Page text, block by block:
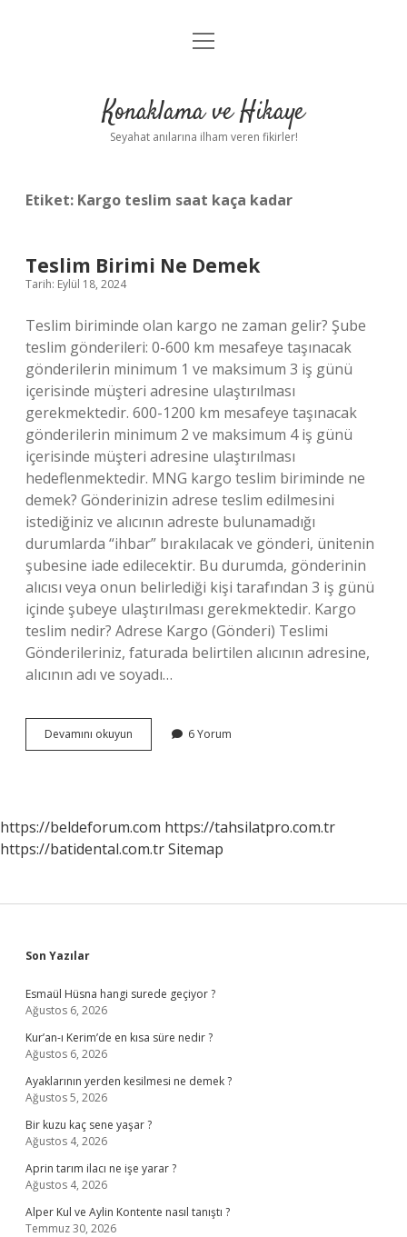
Anasayfa
Yasal Uyarı
menüyü
Konaklama ve Hikaye
Seyahat anılarına ilham veren fikirler!
Etiket: Kargo teslim saat kaça kadar
Teslim Birimi Ne Demek
Tarih: Eylül 18, 2024
Teslim biriminde olan kargo ne zaman gelir? Şube
teslim gönderileri: 0-600 km mesafeye taşınacak
gönderilerin minimum 1 ve maksimum 3 iş günü
içerisinde müşteri adresine ulaştırılması
gerekmektedir. 600-1200 km mesafeye taşınacak
gönderilerin minimum 2 ve maksimum 4 iş günü
içerisinde müşteri adresine ulaştırılması
hedeflenmektedir. MNG kargo teslim biriminde ne
demek? Gönderinizin adrese teslim edilmesini
istediğiniz ve alıcının adreste bulunamadığı
durumlarda “ihbar” bırakılacak ve gönderi, ünitenin
şubesine iade edilecektir. Bu durumda, gönderinin
alıcısı veya onun belirlediği kişi tarafından 3 iş günü
içinde şubeye ulaştırılması gerekmektedir. Kargo
teslim nedir? Adrese Kargo (Gönderi) Teslimi
Gönderileriniz, faturada belirtilen alıcının adresine,
alıcının adı ve soyadı…
Devamını okuyun
Birimi
6 Yorum
https://beldeforum.com https://tahsilatpro.com.tr
https://batidental.com.trSitemap
Sidebar
Son Yazılar
Esmaül Hüsna hangi surede geçiyor ?
Ağustos 6, 2026
Kur’an-ı Kerim’de en kısa süre nedir ?
Ağustos 6, 2026
Ayaklarının yerden kesilmesi ne demek ?
Ağustos 5, 2026
Bir kuzu kaç sene yaşar ?
Ağustos 4, 2026
Aprin tarım ilacı ne işe yarar ?
Ağustos 4, 2026
Alper Kul ve Aylin Kontente nasıl tanıştı ?
Temmuz 30, 2026